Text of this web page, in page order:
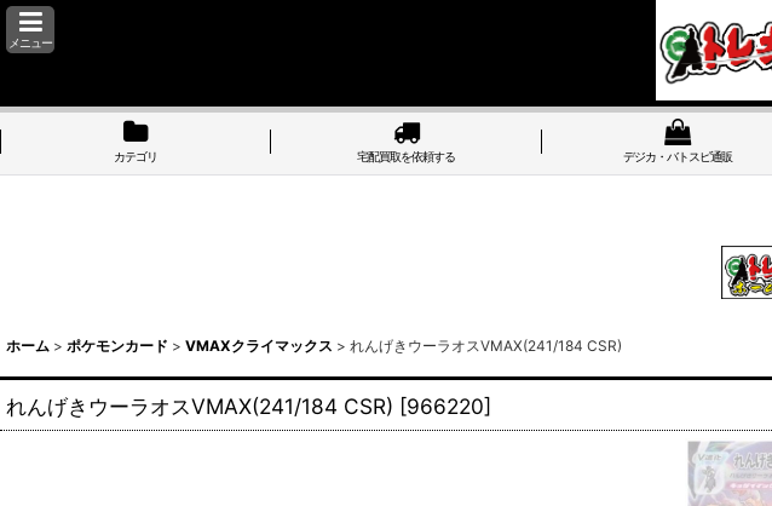
メニュー
カテゴリ 宅配買取を依頼する デジカ・バトスピ通販
ホーム > ポケモンカード > VMAXクライマックス > れんげきウーラオスVMAX(241/184 CSR)
れんげきウーラオスVMAX(241/184 CSR) [966220]